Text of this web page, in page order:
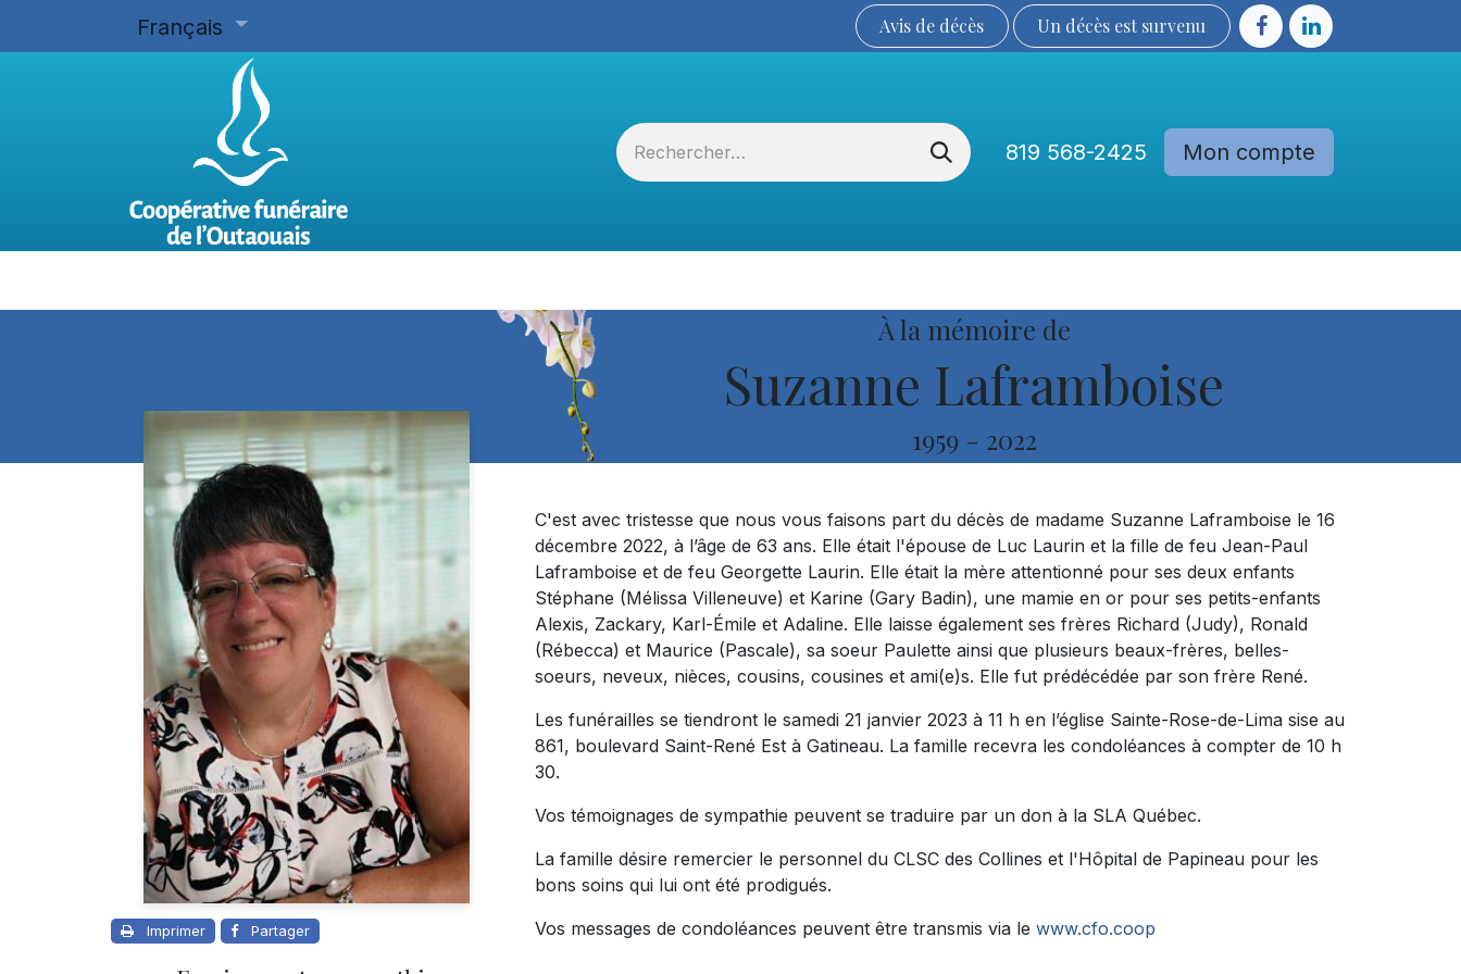
Français Avis de décès Un décès est sur​​​​​​​​ve​nu​​​​​​​​​​
819 568-2425 Mon compte
À la mémoire de
Suzanne Laframboise
1959 - 2022
Imprimer Partager
C'est avec tristesse que nous vous faisons part du décès de madame Suzanne Laframboise le 16
décembre 2022, à l’âge de 63 ans. Elle était l'épouse de Luc Laurin et la fille de feu Jean-Paul
Laframboise et de feu Georgette Laurin. Elle était la mère attentionné pour ses deux enfants
Stéphane (Mélissa Villeneuve) et Karine (Gary Badin), une mamie en or pour ses petits-enfants
Alexis, Zackary, Karl-Émile et Adaline. Elle laisse également ses frères Richard (Judy), Ronald
(Rébecca) et Maurice (Pascale), sa soeur Paulette ainsi que plusieurs beaux-frères, belles-
soeurs, neveux, nièces, cousins, cousines et ami(e)s. Elle fut prédécédée par son frère René.
Les funérailles se tiendront le samedi 21 janvier 2023 à 11 h en l’église Sainte-Rose-de-Lima sise au
861, boulevard Saint-René Est à Gatineau. La famille recevra les condoléances à compter de 10 h
30.
Vos témoignages de sympathie peuvent se traduire par un don à la SLA Québec.
La famille désire remercier le personnel du CLSC des Collines et l'Hôpital de Papineau pour les
bons soins qui lui ont été prodigués.
Vos messages de condoléances peuvent être transmis via le www.cfo.coop